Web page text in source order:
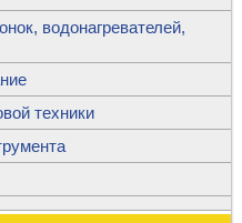
водонагревателей,
техники